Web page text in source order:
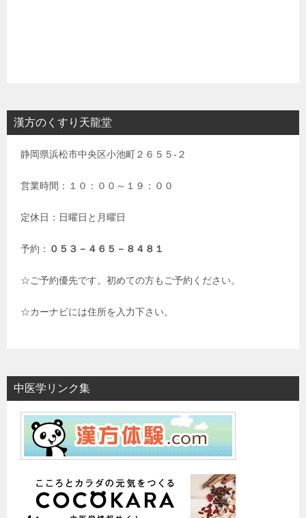
漢方のくすり天龍堂
静岡県浜松市中央区小池町２６５５-２
営業時間：１０：００～１９：００
定休日：日曜日と月曜日
予約： ０５３－４６５－８４８１
☆ご予約優先です。初めての方もご予約ください。
☆カーナビには住所を入力下さい。
中医学リンク集